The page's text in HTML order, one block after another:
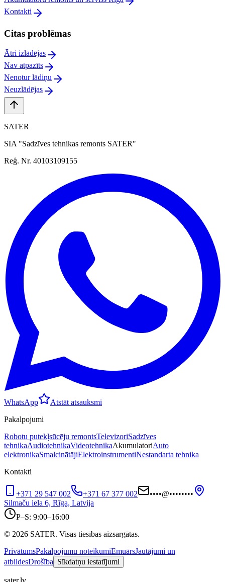
Kontakti
Citas problēmas
Ātri izlādējas
Nav atpazīts
Nenotur lādiņu
Neuzlādējas
SATER
SIA "Sadzīves tehnikas remonts SATER"
Reģ. Nr. 40103109155
WhatsApp
Atstāt atsauksmi
Pakalpojumi
Robotu putekļsūcēju remontsTelevizoriSadzīves
tehnikaAudiotehnikaVideotehnikaAkumulatoriAuto
elektronikaSmalcinātājiElektroinstrumentiNestandarta tehnika
Kontakti
+371 29 547 002 +371 67 377 002 ••••@••••••••
Silmaču iela 6, Rīga, Latvija
P–S: 9:00–16:00
© 2026 SATER. Visas tiesības aizsargātas.
PrivātumsPakalpojumu noteikumiEmuārsJautājumi un
atbildesDrošība Sīkdatņu iestatījumi
sater.lv